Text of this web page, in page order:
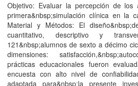
Objetivo: Evaluar la percepción de
primera&nbsp;simulación clínica en la
Material y Métodos: El
cuantitativo, descriptivo y
121&nbsp;alumnos de sexto a décimo
dimensiones:
prácticas educacionales fueron
encuesta con alto nivel de
adaptada para&nbsp;la presente